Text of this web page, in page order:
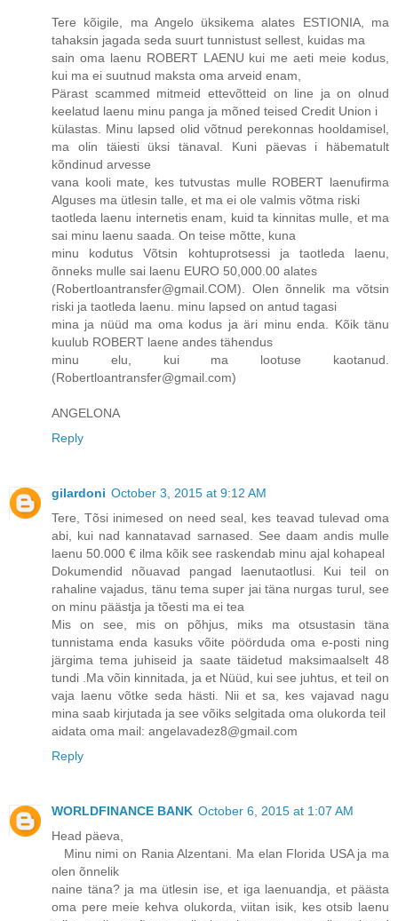
Tere kõigile, ma Angelo üksikema alates ESTIONIA, ma
tahaksin jagada seda suurt tunnistust sellest, kuidas ma
sain oma laenu ROBERT LAENU kui me aeti meie kodus,
kui ma ei suutnud maksta oma arveid enam,
Pärast scammed mitmeid ettevõtteid on line ja on olnud
keelatud laenu minu panga ja mõned teised Credit Union i
külastas. Minu lapsed olid võtnud perekonnas hooldamisel,
ma olin täiesti üksi tänaval. Kuni päevas i häbematult
kõndinud arvesse
vana kooli mate, kes tutvustas mulle ROBERT laenufirma
Alguses ma ütlesin talle, et ma ei ole valmis võtma riski
taotleda laenu internetis enam, kuid ta kinnitas mulle, et ma
sai minu laenu saada. On teise mõtte, kuna
minu kodutus Võtsin kohtuprotsessi ja taotleda laenu,
õnneks mulle sai laenu EURO 50,000.00 alates
(Robertloantransfer@gmail.COM). Olen õnnelik ma võtsin
riski ja taotleda laenu. minu lapsed on antud tagasi
mina ja nüüd ma oma kodus ja äri minu enda. Kõik tänu
kuulub ROBERT laene andes tähendus
minu elu, kui ma lootuse kaotanud.
(Robertloantransfer@gmail.com)
ANGELONA
Reply
gilardoni October 3, 2015 at 9:12 AM
Tere, Tõsi inimesed on need seal, kes teavad tulevad oma
abi, kui nad kannatavad sarnased. See daam andis mulle
laenu 50.000 € ilma kõik see raskendab minu ajal kohapeal
Dokumendid nõuavad pangad laenutaotlusi. Kui teil on
rahaline vajadus, tänu tema super jai täna nurgas turul, see
on minu päästja ja tõesti ma ei tea
Mis on see, mis on põhjus, miks ma otsustasin täna
tunnistama enda kasuks võite pöörduda oma e-posti ning
järgima tema juhiseid ja saate täidetud maksimaalselt 48
tundi .Ma võin kinnitada, ja et Nüüd, kui see juhtus, et teil on
vaja laenu võtke seda hästi. Nii et sa, kes vajavad nagu
mina saab kirjutada ja see võiks selgitada oma olukorda teil
aidata oma mail: angelavadez8@gmail.com
Reply
WORLDFINANCE BANK October 6, 2015 at 1:07 AM
Head päeva,
Minu nimi on Rania Alzentani. Ma elan Florida USA ja ma
olen õnnelik
naine täna? ja ma ütlesin ise, et iga laenuandja, et päästa
oma pere meie kehva olukorda, viitan isik, kes otsib laenu